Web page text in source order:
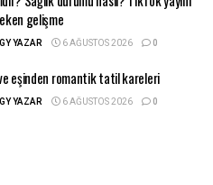
gelişme
YAZAR 6 AĞUSTOS 2026 0
eşinden romantik tatil kareleri
YAZAR 6 AĞUSTOS 2026 0